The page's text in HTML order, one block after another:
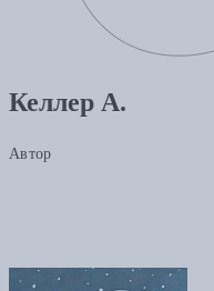
Келлер А.
Автор